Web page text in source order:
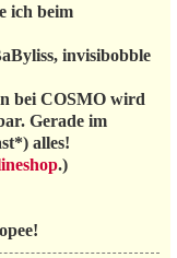
ich beim
invisibobble
bei COSMO wird
Gerade im
alles!
.)